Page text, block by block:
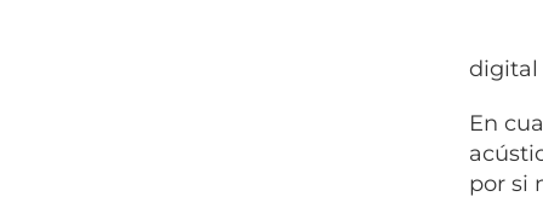
digital
En
por si